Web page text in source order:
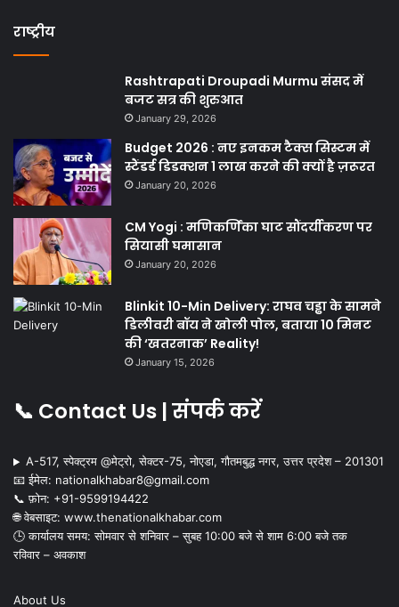
राष्ट्रीय
Rashtrapati Droupadi Murmu संसद में
बजट सत्र की शुरुआत
January 29, 2026
Budget 2026 : नए इनकम टैक्स सिस्टम में
स्टैंडर्ड डिडक्शन 1 लाख करने की क्यों है ज़रूरत
January 20, 2026
CM Yogi : मणिकर्णिका घाट सौंदर्यीकरण पर
सियासी घमासान
January 20, 2026
Blinkit 10-Min Delivery: राघव चड्ढा के सामने
डिलीवरी बॉय ने खोली पोल, बताया 10 मिनट
की ‘खतरनाक’ Reality!
January 15, 2026
📞 Contact Us | संपर्क करें
A-517, स्पेक्ट्रम @मेट्रो, सेक्टर-75, नोएडा, गौतमबुद्ध नगर, उत्तर प्रदेश – 201301
📧 ईमेल: nationalkhabar8@gmail.com
📞 फ़ोन: ‪+91-9599194422‬
🌐 वेबसाइट: www.thenationalkhabar.com
🕒 कार्यालय समय: सोमवार से शनिवार – सुबह 10:00 बजे से शाम 6:00 बजे तक
रविवार – अवकाश
About Us